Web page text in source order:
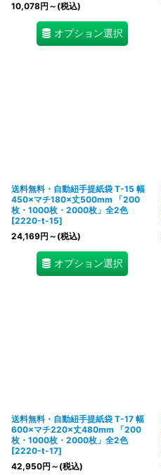
10,078円 ～ (税込)
オプション選択
送料無料・自動紐手提紙袋 T-15 幅
450×マチ180×丈500mm 「200
枚・1000枚・2000枚」全2色
[2220-t-15]
24,169円 ～ (税込)
オプション選択
送料無料・自動紐手提紙袋 T-17 幅
600×マチ220×丈480mm 「200
枚・1000枚・2000枚」全2色
[2220-t-17]
42,950円 ～ (税込)